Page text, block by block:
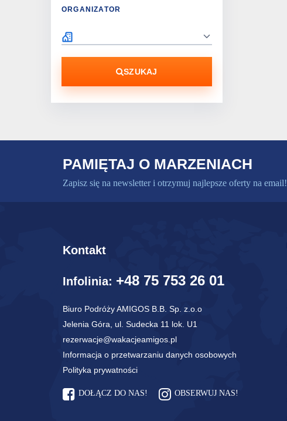
ORGANIZATOR
SZUKAJ
PAMIĘTAJ O MARZENIACH
Zapisz się na newsletter i otrzymuj najlepsze oferty na email!
Kontakt
Infolinia: +48 75 753 26 01
Biuro Podróży AMIGOS B.B. Sp. z.o.o
Jelenia Góra, ul. Sudecka 11 lok. U1
rezerwacje@wakacjeamigos.pl
Informacja o przetwarzaniu danych osobowych
Polityka prywatności
DOŁĄCZ DO NAS! OBSERWUJ NAS!